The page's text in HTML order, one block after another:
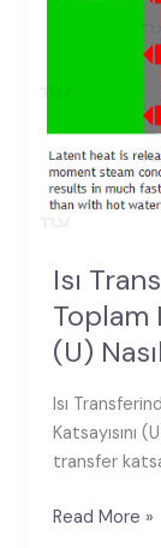
Isı
Toplam
(U)
Isı
Katsayısını
transfer
Katsayısını
(U)
Nasıl
Optimize
Read More »